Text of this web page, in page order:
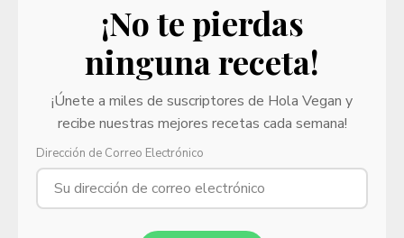
¡No te pierdas
ninguna receta!
¡Únete a miles de suscriptores de Hola Vegan y
recibe nuestras mejores recetas cada semana!
Dirección de Correo Electrónico